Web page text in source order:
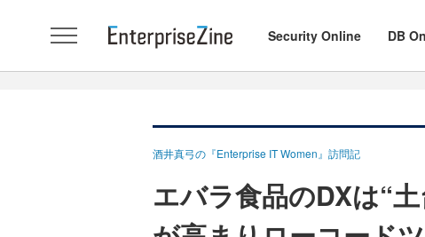
Security Online DB
酒井真弓の『Enterprise IT Women』訪問記
エバラ食品のDXは“